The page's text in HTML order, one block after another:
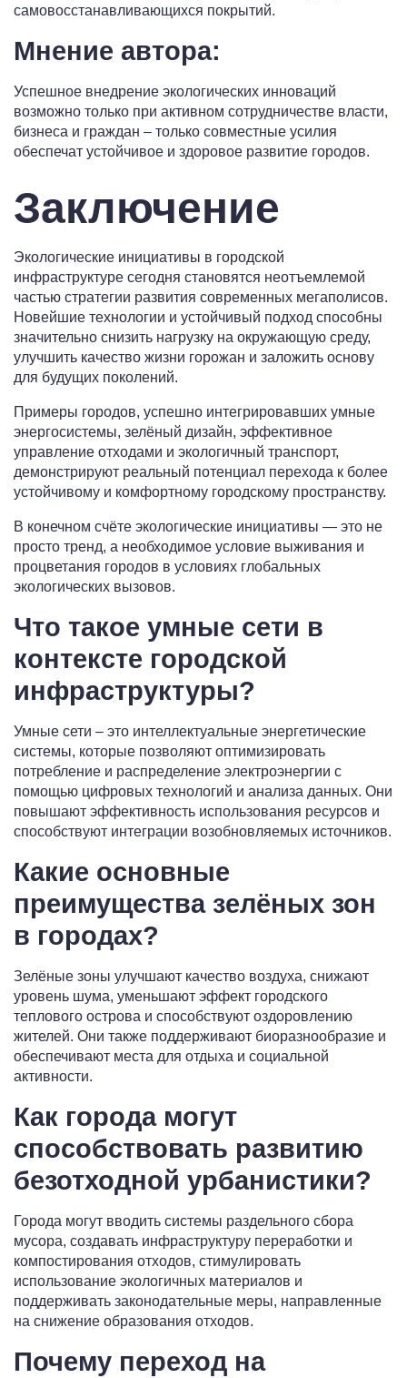
самовосстанавливающихся покрытий.
Мнение автора:
Успешное внедрение экологических инноваций
возможно только при активном сотрудничестве власти,
бизнеса и граждан – только совместные усилия
обеспечат устойчивое и здоровое развитие городов.
Заключение
Экологические инициативы в городской
инфраструктуре сегодня становятся неотъемлемой
частью стратегии развития современных мегаполисов.
Новейшие технологии и устойчивый подход способны
значительно снизить нагрузку на окружающую среду,
улучшить качество жизни горожан и заложить основу
для будущих поколений.
Примеры городов, успешно интегрировавших умные
энергосистемы, зелёный дизайн, эффективное
управление отходами и экологичный транспорт,
демонстрируют реальный потенциал перехода к более
устойчивому и комфортному городскому пространству.
В конечном счёте экологические инициативы — это не
просто тренд, а необходимое условие выживания и
процветания городов в условиях глобальных
экологических вызовов.
Что такое умные сети в
контексте городской
инфраструктуры?
Умные сети – это интеллектуальные энергетические
системы, которые позволяют оптимизировать
потребление и распределение электроэнергии с
помощью цифровых технологий и анализа данных. Они
повышают эффективность использования ресурсов и
способствуют интеграции возобновляемых источников.
Какие основные
преимущества зелёных зон
в городах?
Зелёные зоны улучшают качество воздуха, снижают
уровень шума, уменьшают эффект городского
теплового острова и способствуют оздоровлению
жителей. Они также поддерживают биоразнообразие и
обеспечивают места для отдыха и социальной
активности.
Как города могут
способствовать развитию
безотходной урбанистики?
Города могут вводить системы раздельного сбора
мусора, создавать инфраструктуру переработки и
компостирования отходов, стимулировать
использование экологичных материалов и
поддерживать законодательные меры, направленные
на снижение образования отходов.
Почему переход на